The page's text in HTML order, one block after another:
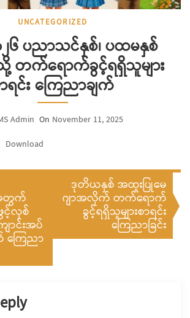
UNCATEGORIZED
၂၆ ပညာသင်နှစ်၊ ပထမနှစ်
တက်ရောက်ခွင့်ရရှိသူများ
ရင်း ကြေညာချက်
Admin On November 11, 2025
Download
တွက်
င့်လှစ်
ာင်းအပ်
ြေညာ
ဒုတိယနှစ် အထူးပြုမေ
ဂျာအလိုက် တက်ရောက်
ခွင့်ရရှိသူများစာရင်း‌
ကြေညာခြင်း